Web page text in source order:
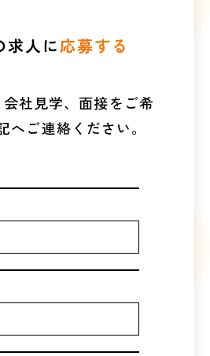
求人に応募する
社見学、面接をご希
へご連絡ください。